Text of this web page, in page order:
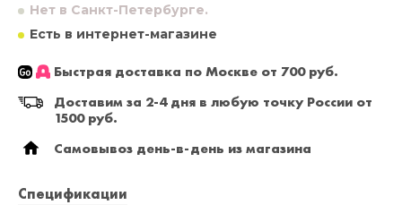
Нет в Санкт-Петербурге.
Есть в интернет-магазине
Быстрая доставка по Москве от 700 руб.
Доставим за 2-4 дня в любую точку России от
1500 руб.
Самовывоз день-в-день из магазина
Спецификации